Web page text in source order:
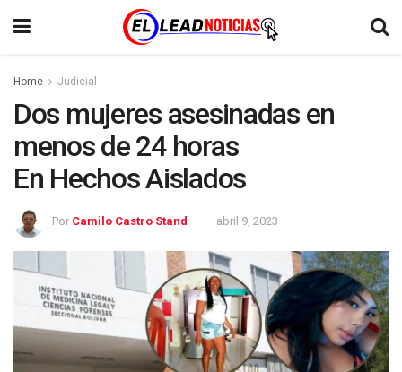
Home Judicial
Dos mujeres asesinadas en
menos de 24 horas
En Hechos Aislados
Por Camilo Castro Stand abril 9, 2023